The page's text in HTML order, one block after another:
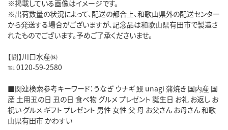
※掲載している画像はイメージです。
※出荷数量の状況によって、配送の都合上、和歌山県外の配送センター
から発送する場合がございますが、記念品は和歌山県有田市で製造さ
れたものでございます。予めご了承くださいませ。
【問】川口水産㈱
℡ 0120-59-2580
■関連検索参考キーワード：うなぎ ウナギ 鰻 unagi 蒲焼き 国内産 国
産 土用丑の日 丑の日 食べ物 グルメ プレゼント 誕生日 お礼 お返し お
祝い グルメ ギフト プレゼント 男性 女性 父 母 お父さん お母さん 和歌
山県有田市 かわすい